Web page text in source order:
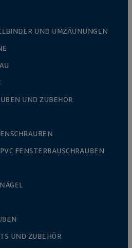
UND UMZÄUNUNGEN
UND ZUBEHÖR
FENSTERBAUSCHRAUBEN
UND ZUBEHÖR